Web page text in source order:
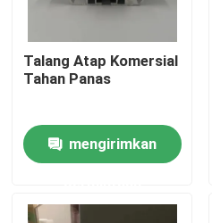
Hubungi kami
Permintaan Penawaran
Talang Atap Komersial
Tahan Panas
mengirimkan